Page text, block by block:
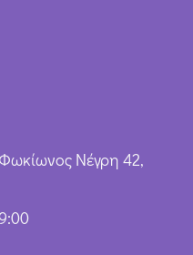
Νέγρη 42,